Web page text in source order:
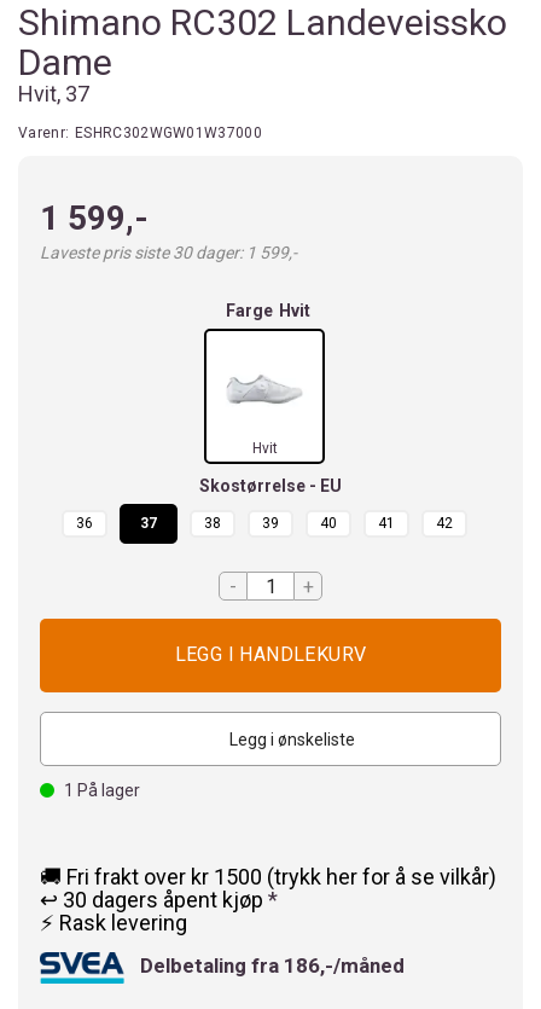
Shimano RC302 Landeveissko
Dame
Hvit, 37
Varenr: ESHRC302WGW01W37000
1 599,-
Laveste pris siste 30 dager: 1 599,-
Farge Hvit
Hvit
Skostørrelse - EU
36 37 38 39 40 41 42
- +
Legg i ønskeliste
1 På lager
🚚 Fri frakt over kr 1500 (trykk her for å se vilkår)
↩️ 30 dagers åpent kjøp *
⚡ Rask levering
Delbetaling fra 186,-/måned